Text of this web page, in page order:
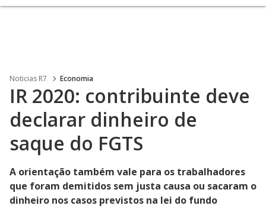
Noticias R7 Economia
IR 2020: contribuinte deve
declarar dinheiro de
saque do FGTS
A orientação também vale para os trabalhadores
que foram demitidos sem justa causa ou sacaram o
dinheiro nos casos previstos na lei do fundo